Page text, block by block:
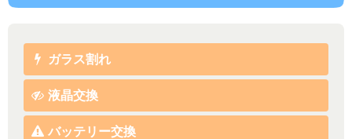
ガラス割れ
液晶交換
バッテリー交換